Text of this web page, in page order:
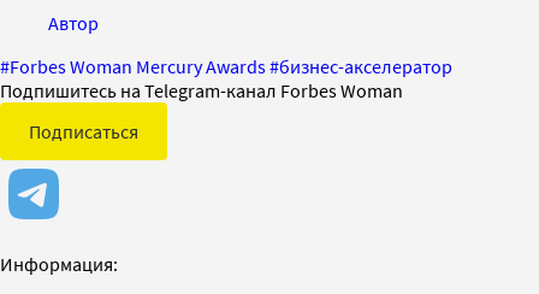
Автор
#Forbes Woman Mercury Awards#бизнес-акселератор
Подпишитесь на Telegram-канал Forbes Woman
Подписаться
Информация: